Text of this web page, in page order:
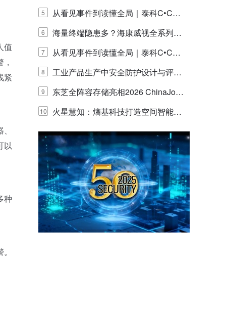
值
紧
以
种
宁解码安防出海新范式
5
从看见事件到读懂全局｜泰科C•CUR
E IQ 3.20开启安防运营智能新时代
6
海量终端隐患多？海康威视全系列物
联安全产品，四层守护更放心！
7
从看见事件到读懂全局｜泰科C•CUR
E IQ 3.20开启安防运营智能新时代
8
工业产品生产中安全防护设计与评估
的实践与探讨
9
东芝全阵容存储亮相2026 ChinaJo
y，以海量数据底座赋能“与AI同游”新
体验
10
火星慧知：熵基科技打造空间智能时
代的认知中枢